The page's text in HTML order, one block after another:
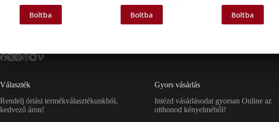
Boltba Boltba Boltba
Választék
Rendelj óriási termékválasztékunkból,
kedvező áron!
Gyors vásárlás
Intézd vásárlásodat gyorsan Online az
otthonod kényelméből!